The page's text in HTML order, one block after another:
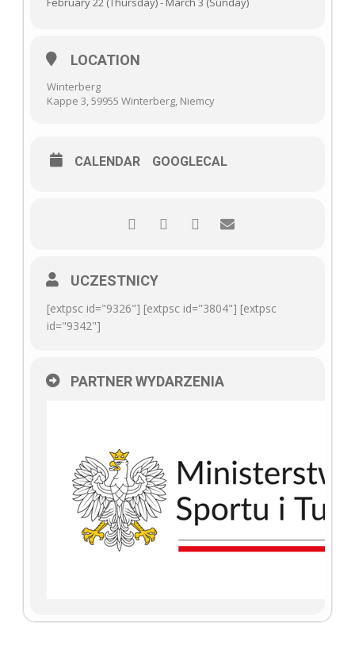
LOCATION
Winterberg
Kappe 3, 59955 Winterberg, Niemcy
CALENDAR GOOGLECAL
UCZESTNICY
[extpsc id="9326"] [extpsc id="3804"] [extpsc
id="9342"]
PARTNER WYDARZENIA